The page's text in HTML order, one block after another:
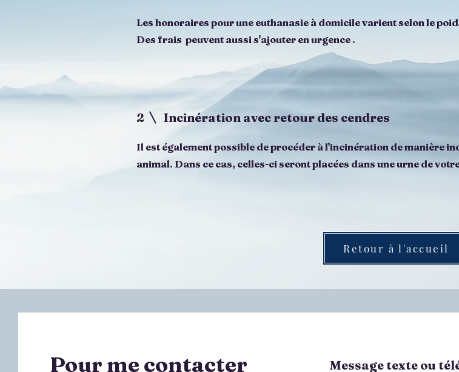
Les honoraires pour une euthanasie à domicile varient selon le
Des frais peuvent aussi s'ajouter en urgence .
2 Incinération avec retour des cendres
Il est également possible de procéder à l'incinération de manière
animal. Dans ce cas, celles-ci seront placées dans une urne de
Retour à l'accueil
Pour me contacter Message texte ou